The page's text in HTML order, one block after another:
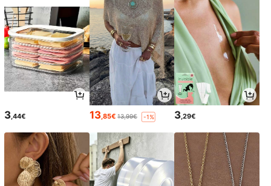
3,44€ 13,85€ 13,99€ -1% 3,29€